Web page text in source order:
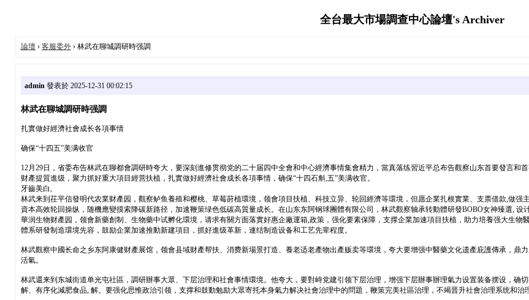
全台最大市場調查中心論壇's Archiver
論壇› 客服委外› 林武在聊城調研時强調
admin發表於 2025-12-31 00:02:15
林武在聊城調研時强調
扎實做好經濟社會成长各項事情
确保“十四五”美满收官
12月29日，省委布告林武在聊都會調研時夸大，要深刻進修贯彻党的二十届四中全會和中心經濟事情集會精力，當真落练習近平总布告觀察山东首要發言和
财產提質進级，聚力抓好重大項目經营扶植，扎實做好經濟社會成长各項事情，确保“十四石斛,五”美满收官。
牙齒美白,
林武来到茌平信發明代农業财產园，觀察鲈鱼養殖和樱桃、草莓莳植環境，领會項目扶植、科技立异、轮回經濟等環境，但愿企業扎根實業、支票借款,做
資本高效轮回操纵，随機應變摸索降碳新路径，加速鞭策绿色低碳高質量成长。在山东东阿钢球團體有限公司，林武觀察轴承转動體研發BOBO女神臻選,
華润生物财產园，领會新藥創制、生物藥中试孵化環境，请求有關方面落實好惠企廠運箱,政策，强化要素保障，支撑企業加速項目扶植，助力培養强大生
體系研發制造環境先容，鼓励企業加速推動新建項目，抓好進级革新，連结制造设备和工艺先辈程度。
林武觀察中國长命之乡东阿康健财產展馆，领會县域财產帮扶、消费新場景打造、養老适老產物出產贩卖等環境，夸大要增强中醫藥文化遗產庇護傳承，鼎
活氣。
林武還来到东城街道单光屯社區，調研辦事大眾、下层治理和社會事情環境。他夸大，要對峙党建引领下层治理，增强下层辦事辦理氣力设置装备摆设，确
解、有序化減肥食品, 解。要强化思惟政治引领，支撑和鼓動勉励大眾寄托本身氣力解决社會治理中的問題，鞭策完美社區治理，不竭晋升社會治理系统和治